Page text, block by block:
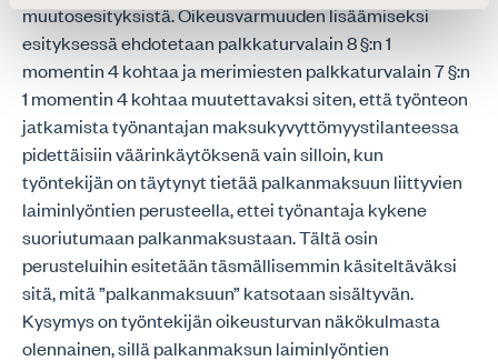
muutosesityksistä. Oikeusvarmuuden lisäämiseksi
esityksessä ehdotetaan palkkaturvalain 8 §:n 1
momentin 4 kohtaa ja merimiesten palkkaturvalain 7 §:n
1 momentin 4 kohtaa muutettavaksi siten, että työnteon
jatkamista työnantajan maksukyvyttömyystilanteessa
pidettäisiin väärinkäytöksenä vain silloin, kun
työntekijän on täytynyt tietää palkanmaksuun liittyvien
laiminlyöntien perusteella, ettei työnantaja kykene
suoriutumaan palkanmaksustaan. Tältä osin
perusteluihin esitetään täsmällisemmin käsiteltäväksi
sitä, mitä ”palkanmaksuun” katsotaan sisältyvän.
Kysymys on työntekijän oikeusturvan näkökulmasta
olennainen, sillä palkanmaksun laiminlyöntien